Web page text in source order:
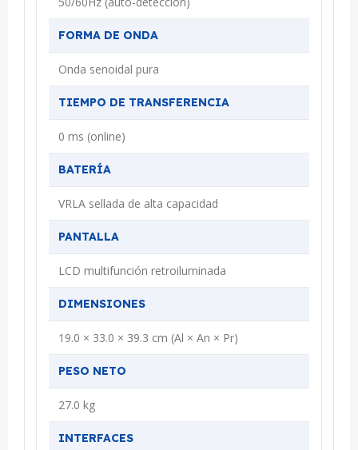
FORMA DE ONDA
Onda senoidal pura
TIEMPO DE TRANSFERENCIA
0 ms (online)
BATERÍA
VRLA sellada de alta capacidad
PANTALLA
LCD multifunción retroiluminada
DIMENSIONES
19.0 × 33.0 × 39.3 cm (Al × An × Pr)
PESO NETO
27.0 kg
INTERFACES